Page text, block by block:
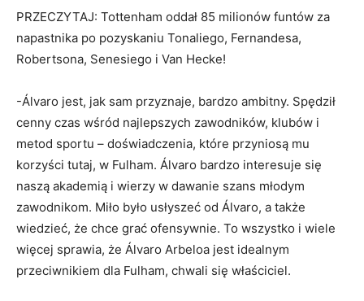
PRZECZYTAJ: Tottenham oddał 85 milionów funtów za
napastnika po pozyskaniu Tonaliego, Fernandesa,
Robertsona, Senesiego i Van Hecke!
-Álvaro jest, jak sam przyznaje, bardzo ambitny. Spędził
cenny czas wśród najlepszych zawodników, klubów i
metod sportu – doświadczenia, które przyniosą mu
korzyści tutaj, w Fulham. Álvaro bardzo interesuje się
naszą akademią i wierzy w dawanie szans młodym
zawodnikom. Miło było usłyszeć od Álvaro, a także
wiedzieć, że chce grać ofensywnie. To wszystko i wiele
więcej sprawia, że Álvaro Arbeloa jest idealnym
przeciwnikiem dla Fulham, chwali się właściciel.